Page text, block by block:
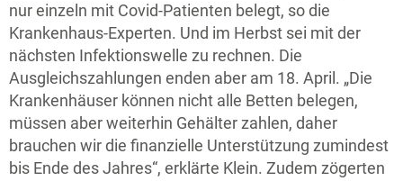
nur einzeln mit Covid-Patienten belegt, so die
Krankenhaus-Experten. Und im Herbst sei mit der
nächsten Infektionswelle zu rechnen. Die
Ausgleichszahlungen enden aber am 18. April. „Die
Krankenhäuser können nicht alle Betten belegen,
müssen aber weiterhin Gehälter zahlen, daher
brauchen wir die finanzielle Unterstützung zumindest
bis Ende des Jahres“, erklärte Klein. Zudem zögerten